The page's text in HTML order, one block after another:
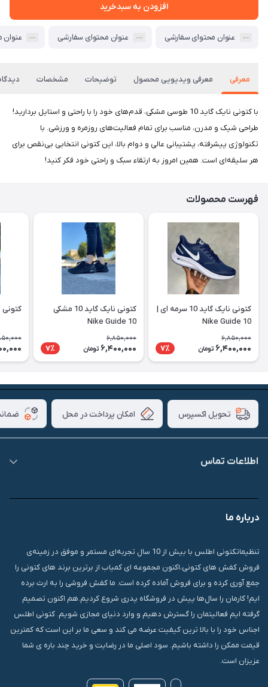
افزودن به سبدخرید
عنوان محتوای سفارشی عنوان محتوای سفارشی عنوان
معرفی معرفی ویدیویی محصول توضیحات مشخصات
با کتونی نایک گاید 10 طوسی مشکی، قدم‌های خود را با راحتی و استایل بردارید!
طراحی شیک و مدرن، مناسب برای تمام فعالیت‌های روزمره و ورزشی. با
تکنولوژی پیشرفته، پشتیبانی عالی و دوام بالا، این کتونی انتخابی بی‌نقص برای
هر سلیقه‌ای است. همین امروز به ارتقاء سبک و راحتی خود فکر کنید!
فهرست محصولات
کتونی نایک گاید 10 سرمه ای |
Nike Guide 10
6,850,000
6,400,000 تومان 7٪
کتونی نایک گاید 10 مشکی
Nike Guide 10
6,850,000
6,400,000 تومان 7٪
کتونی
تحویل اکسپرس امکان پرداخت در محل
اطلاعات تماس
درباره ما
تنظیماتکتونی اطلس با بیش از 10 سال تجربه‌ای مستمر و موفق در زمینه‌ی
فروش کفش های کتونی،اکنون مجموعه ای کمیاب از برترین برند های کتونی را
جمع آوری کرده و برای فروش آماده کرده است. ما کفش فروشی را به ارث برده
ایم! کارمان را سال‌ها پیش در فروشگاه پدری شروع کردیم.هم اکنون تصمیم
گرفته ایم فعالیتمان را گسترش دهیم و وارد دنیای مجازی شویم. کتونی اطلس
اجناس خود را با بالا ترین کیفیت عرضه می کند و سعی ما بر این است که کمترین
قیمت ممکن را داشته باشیم. سود اصلی ما در رضایت و خرید چند باره ی شما
عزیزان است.